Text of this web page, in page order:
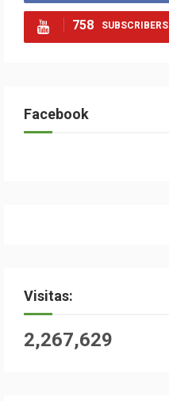
758 SUBSCRIBERS
Facebook
Visitas:
2,267,629